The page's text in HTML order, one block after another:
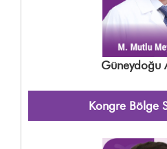
Güneydoğu
Kongre Bölge